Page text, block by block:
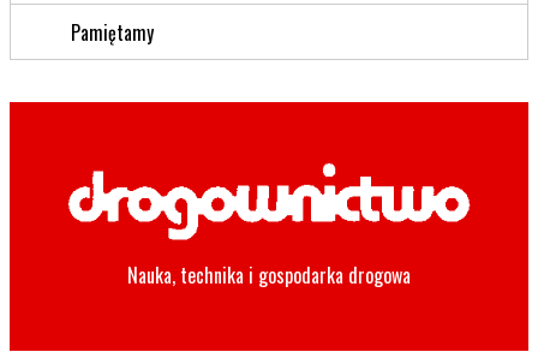
Pamiętamy
Nauka, technika i gospodarka drogowa